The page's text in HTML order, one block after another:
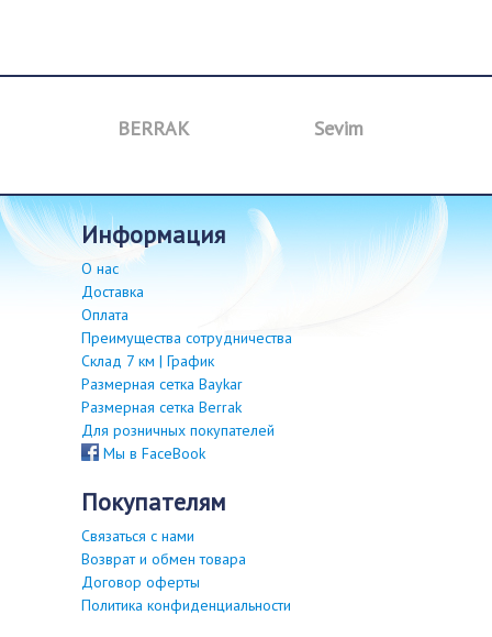
BERRAK Sevim
информация
О нас
Доставка
Оплата
Преимущества сотрудничества
Склад 7 км | График
Размерная сетка Baykar
Размерная сетка Berrak
Для розничных покупателей
Мы в FaceBook
покупателям
Связаться с нами
Возврат и обмен товара
Договор оферты
Политика конфиденциальности